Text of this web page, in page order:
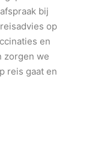
bij
op
en
zorgen we
reis gaat en